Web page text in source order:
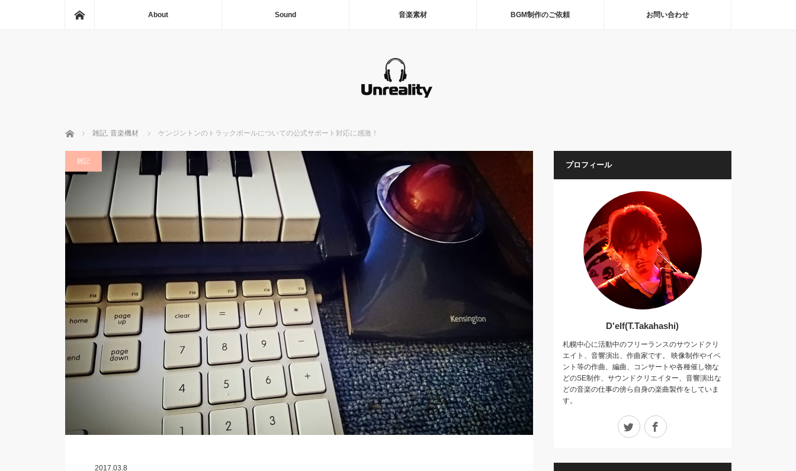
About Sound 音楽素材 BGM制作のご依頼 お問い合わせ
ホーム 雑記, 音楽機材 ケンジントンのトラックボールについての公式サポート対応に感激！
雑記
2017.03.8
プロフィール
D'elf(T.Takahashi)
札幌中心に活動中のフリーランスのサウンドクリ
エイト、音響演出、作曲家です。 映像制作やイベ
ント等の作曲、編曲、コンサートや各種催し物な
どのSE制作、サウンドクリエイター、音響演出な
どの音楽の仕事の傍ら自身の楽曲製作をしていま
す。
Twitter